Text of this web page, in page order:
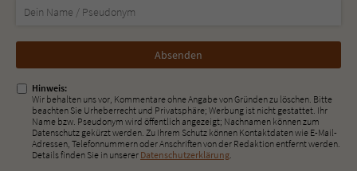
Nicht
ausfüllen!
Hinweis:
Wir behalten uns vor, Kommentare ohne Angabe von Gründen zu löschen. Bitte
beachten Sie Urheberrecht und Privatsphäre; Werbung ist nicht gestattet. Ihr
Name bzw. Pseudonym wird öffentlich angezeigt; Nachnamen können zum
Datenschutz gekürzt werden. Zu Ihrem Schutz können Kontaktdaten wie E-Mail-
Adressen, Telefonnummern oder Anschriften von der Redaktion entfernt werden.
Details finden Sie in unserer Datenschutzerklärung.